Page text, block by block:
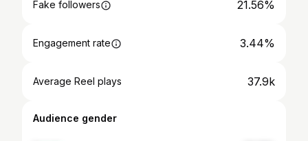
Fake followers 21.56%
Engagement rate 3.44%
Average Reel plays 37.9k
Audience gender